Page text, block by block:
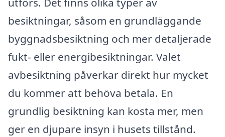
besiktningar, såsom en grundläggande
byggnadsbesiktning och mer detaljerade
fukt- eller energibesiktningar. Valet
avbesiktning påverkar direkt hur mycket
du kommer att behöva betala. En
grundlig besiktning kan kosta mer, men
ger en djupare insyn i husets tillstånd.